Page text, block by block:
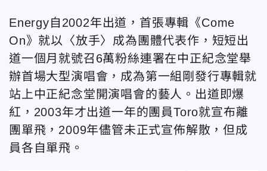
Energy自2002年出道，首張專輯《Come
On》就以〈放手〉成為團體代表作，短短出
道一個月就號召6萬粉絲連署在中正紀念堂舉
辦首場大型演唱會，成為第一組剛發行專輯就
站上中正紀念堂開演唱會的藝人。出道即爆
紅，2003年才出道一年的團員Toro就宣布離
團單飛，2009年儘管未正式宣佈解散，但成
員各自單飛。